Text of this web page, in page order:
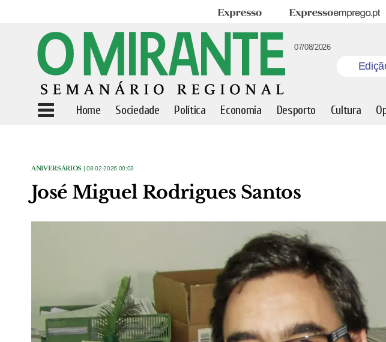
Expresso Expresso Emprego
07/08/2026
Home Sociedade Política Economia Desporto Cultura
ANIVERSÁRIOS | 08-02-2026 00:03
José Miguel Rodrigues Santos